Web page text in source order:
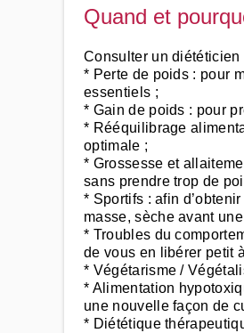
Quand et
Consulter un diététicien
* Perte de poids : pour
essentiels ;
* Gain de poids : pour
* Rééquilibrage
optimale ;
* Grossesse et
sans prendre trop de
* Sportifs : afin
masse, sèche avant
* Troubles du
de vous en libérer petit
* Végétarisme /
* Alimentation
une nouvelle façon de
* Diététique